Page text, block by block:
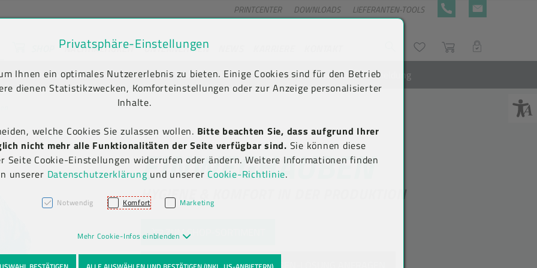
springen [AK + 2]
[AK + 5]
PRINTCENTER DOWNLOADS LIEFERANTEN-TOOLS +43 5576 7177 818
NACHHALTIGKEIT UNTERNEHMEN WunschlisteWarenkorb
LOGIN
frei ab € 75,00 netto, darunter € 10,00 (AT/DE)
Newsletter-Anmeldung
EINWEGHAUBEN
HYGIENE & KOMFORT IN DER PRODUKTION
ZUM SHOP-SORTIMENT
INDIVIDUELLE EINWEGHAUBEN-LÖSUNG ANFRAGEN
Privatsphäre-Einstellungen
Ihnen ein optimales Nutzererlebnis zu bieten. Einige Cookies sind für den Betrieb
dienen Statistikzwecken, Komforteinstellungen oder zur Anzeige personalisierter
Inhalte.
welche Cookies Sie zulassen wollen. Bitte beachten Sie, dass aufgrund Ihrer
nicht mehr alle Funktionalitäten der Seite verfügbar sind. Sie können diese
Seite Cookie-Einstellungen widerrufen oder ändern. Weitere Informationen finden
unserer Datenschutzerklärung und unserer Cookie-Richtlinie.
Notwendig Komfort Marketing
Mehr Cookie-Infos einblenden